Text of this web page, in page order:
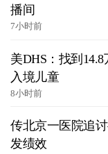
播间
7小时前
美DHS：找到
入境儿童
8小时前
传北京一医院追
发绩效